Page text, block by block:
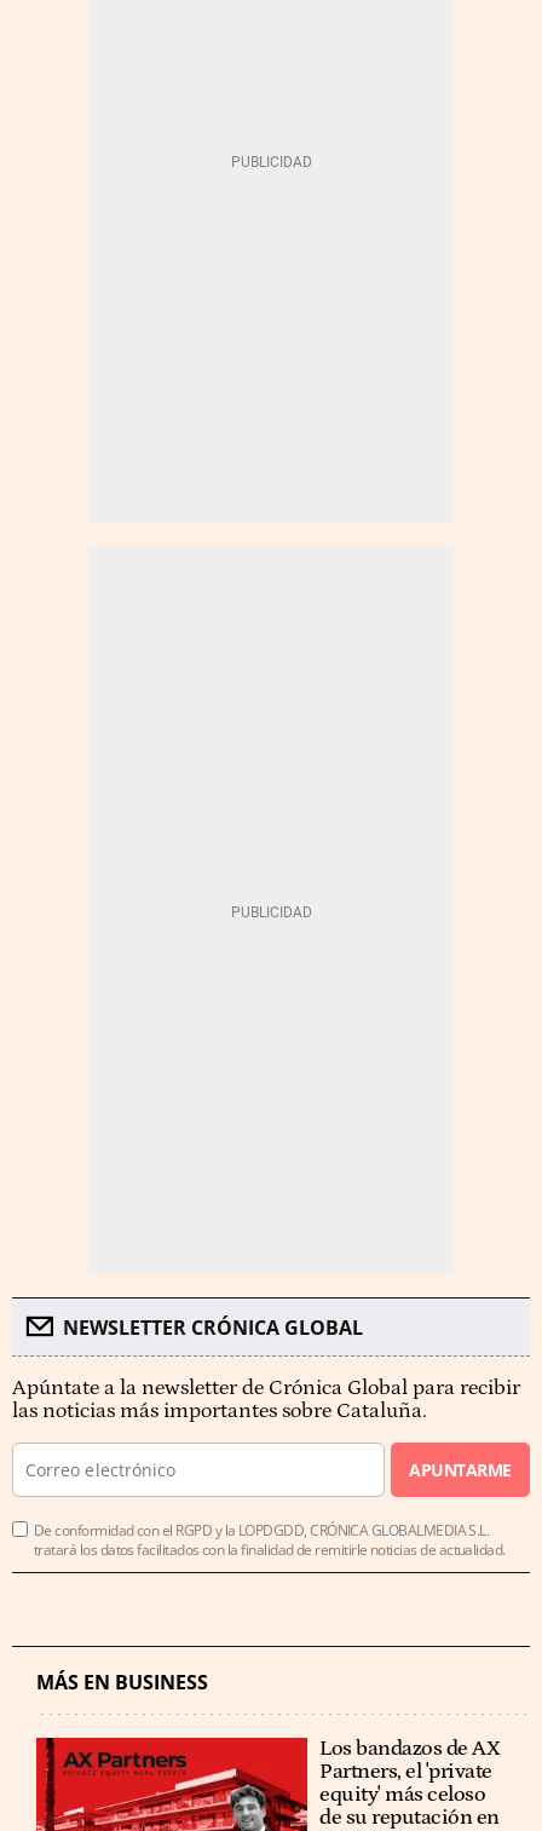
NEWSLETTER CRÓNICA GLOBAL
Apúntate a la newsletter de Crónica Global para recibir
las noticias más importantes sobre Cataluña.
APUNTARME
De conformidad con el RGPD y la LOPDGDD, CRÓNICA GLOBALMEDIA S.L.
tratará los datos facilitados con la finalidad de remitirle noticias de actualidad.
MÁS EN BUSINESS
Los bandazos de AX
Partners, el 'private
equity' más celoso
de su reputación en